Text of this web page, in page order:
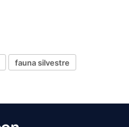
fauna silvestre